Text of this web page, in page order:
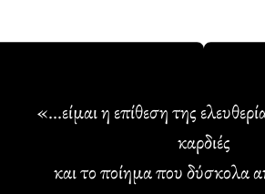
«...είμαι η επίθεση της
καρδιές
και το ποίημα που δύσκολα